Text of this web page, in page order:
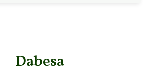
Dabesa